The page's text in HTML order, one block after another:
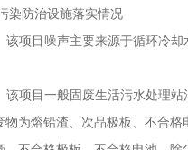
防治设施落实情况
目噪声主要来源于循环冷却
目一般固废生活污水处理站
物为熔铅渣、次品极板、不合